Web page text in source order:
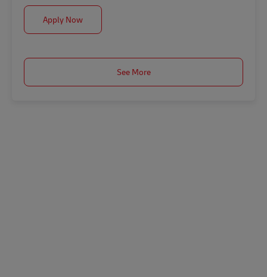
Apply NowPostbote für Pakete und Briefe (m/w/d)
See More